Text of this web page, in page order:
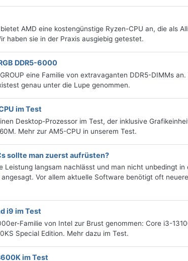
AMD eine kostengünstige Ryzen-CPU an, die als
haben sie in der Praxis ausgiebig getestet.
DDR5-6000
eine Familie von extravaganten DDR5-DIMMs
genau unter die Lupe genommen.
im Test
Desktop-Prozessor im Test, der inklusive
Mehr zur AM5-CPU in unserem Test.
sollte man zuerst aufrüsten?
Leistung langsam nachlässt und man nicht unbedingt in
Vor allem aktuelle Software benötigt oft
i9 im Test
Familie von Intel zur Brust genommen: Core i3-
Special Edition. Mehr dazu im Test.
im Test